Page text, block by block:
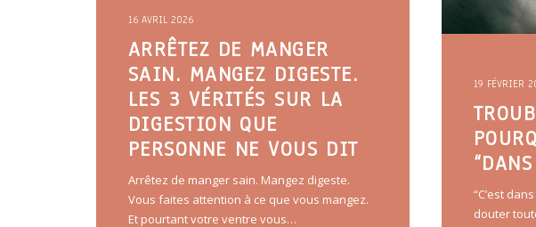
16 AVRIL 2026
ARRÊTEZ DE MANGER
SAIN. MANGEZ DIGESTE.
LES 3 VÉRITÉS SUR LA
DIGESTION QUE
PERSONNE NE VOUS DIT
Arrêtez de manger sain. Mangez digeste.
Vous faites attention à ce que vous mangez.
Et pourtant votre ventre vous…
19 FÉVRIER
“C’est
douter